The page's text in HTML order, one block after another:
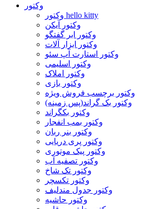
وکتور
وکتور hello kitty
وکتور آیکن
وکتور ابر گفتگو
وکتور ابزار آلات
وکتور استارت آپ سئو
وکتور اسلیمی
وکتور املاک
وکتور بازی
وکتور برچسب فروش ویژه
وکتور بک گراند(پس زمینه)
وکتور بکگراند
وکتور بمب انفجار
وکتور بنر ربان
وکتور پری دریایی
وکتور پیک موتوری
وکتور تصفیه آب
وکتور تک شاخ
وکتور تکسچر
وکتور جدول مندلیف
وکتور حاشیه